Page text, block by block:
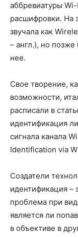
аббревиатуры
расшифровки. На
звучала как
– англ.), но
нее.
Свое творение,
возможности,
раcписали в
идентификация
сигнала канала
Identification via
Создатели
идентификация –
проблема при
является ли
в объективе в